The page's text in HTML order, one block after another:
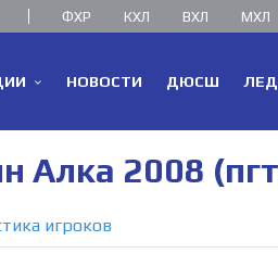
ФХР КХЛ ВХЛ МХЛ
НОВОСТИ ДЮСШ
Алка 2008
игроков